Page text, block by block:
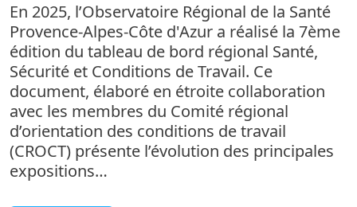
En 2025, l’Observatoire Régional de la Santé
Provence-Alpes-Côte d'Azur a réalisé la 7ème
édition du tableau de bord régional Santé,
Sécurité et Conditions de Travail. Ce
document, élaboré en étroite collaboration
avec les membres du Comité régional
d’orientation des conditions de travail
(CROCT) présente l’évolution des principales
expositions…